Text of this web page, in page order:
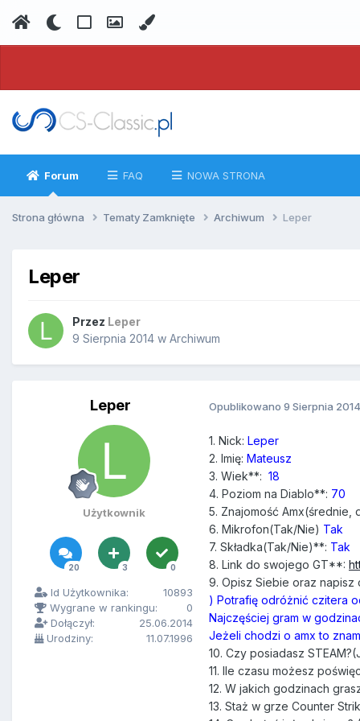
Forum FAQ NOWA STRONA
Strona główna Tematy Zamknięte Archiwum Leper
Leper
Przez Leper
9 Sierpnia 2014 w Archiwum
Leper
Użytkownik
20 3 0
Id Użytkownika:
10893
Wygrane w rankingu:
0
Dołączył:
25.06.2014
Urodziny:
11.07.1996
Opublikowano 9 Sierpnia 2014
1. Nick: Leper
2. Imię: Mateusz
3. Wiek**: 18
4. Poziom na Diablo**: 70
5. Znajomość Amx(średnie
6. Mikrofon(Tak/Nie) Tak
7. Składka(Tak/Nie)**: Tak
8. Link do swojego GT**:
9. Opisz Siebie oraz napisz
) Potrafię odróżnić czitera
Najczęściej gram w
Jeżeli chodzi o amx to
10. Czy posiadasz STEAM?(
11. Ile czasu możesz poświę
12. W jakich godzinach
13. Staż w grze Counter